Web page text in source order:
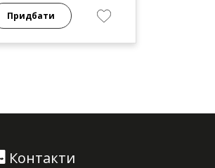
Придбати
Контакти